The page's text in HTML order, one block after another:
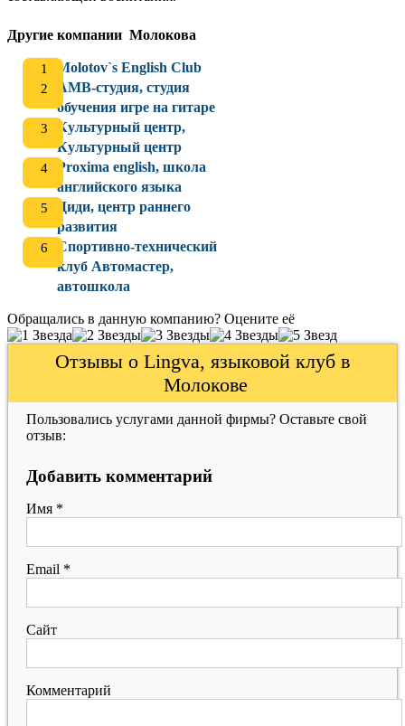
Другие компании Молокова
Molotov`s English Club
АМВ-студия, студия
обучения игре на гитаре
Культурный центр,
Культурный центр
Proxima english, школа
английского языка
Диди, центр раннего
развития
Спортивно-технический
клуб Автомастер,
автошкола
Обращались в данную компанию? Оцените её
Отзывы о Lingva, языковой клуб в
Молокове
Пользовались услугами данной фирмы? Оставьте свой
отзыв:
Добавить комментарий
Имя *
Email *
Сайт
Комментарий